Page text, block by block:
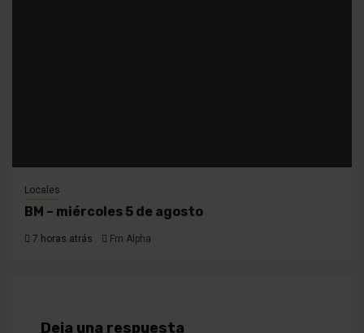
Locales
BM – miércoles 5 de agosto
7 horas atrás Fm Alpha
Deja una respuesta